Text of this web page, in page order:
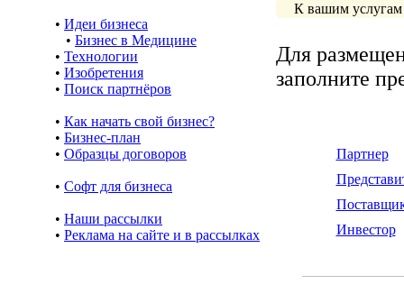
• Идеи бизнеса
• Бизнес в Медицине
• Технологии
• Изобретения
• Поиск партнёров
• Как начать свой бизнес?
• Бизнес-план
• Образцы договоров
• Cофт для бизнеса
• Наши рассылки
• Реклама на сайте и в рассылках
К вашим услугам
Для
заполните
Партнер
Инвестор